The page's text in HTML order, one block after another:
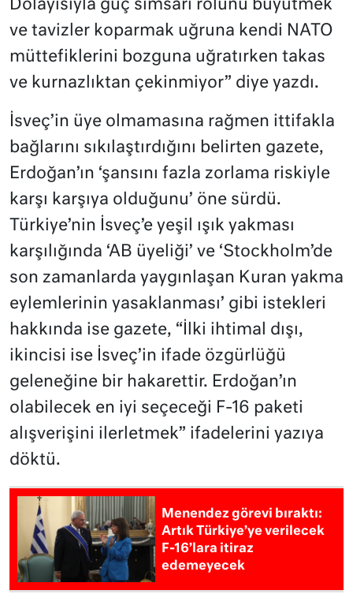
Dolayısıyla güç simsarı rolünü büyütmek
ve tavizler koparmak uğruna kendi NATO
müttefiklerini bozguna uğratırken takas
ve kurnazlıktan çekinmiyor” diye yazdı.
İsveç’in üye olmamasına rağmen ittifakla
bağlarını sıkılaştırdığını belirten gazete,
Erdoğan’ın ‘şansını fazla zorlama riskiyle
karşı karşıya olduğunu’ öne sürdü.
Türkiye’nin İsveç’e yeşil ışık yakması
karşılığında ‘AB üyeliği’ ve ‘Stockholm’de
son zamanlarda yaygınlaşan Kuran yakma
eylemlerinin yasaklanması’ gibi istekleri
hakkında ise gazete, “İlki ihtimal dışı,
ikincisi ise İsveç’in ifade özgürlüğü
geleneğine bir hakarettir. Erdoğan’ın
olabilecek en iyi seçeceği F-16 paketi
alışverişini ilerletmek” ifadelerini yazıya
döktü.
Menendez görevi bıraktı:
Artık Türkiye’ye verilecek
F-16’lara itiraz
edemeyecek